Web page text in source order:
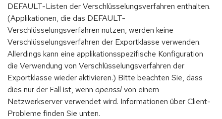
DEFAULT-Listen der Verschlüsselungsverfahren enthalten.
(Applikationen, die das DEFAULT-
Verschlüsselungsverfahren nutzen, werden keine
Verschlüsselungsverfahren der Exportklasse verwenden.
Allerdings kann eine applikationsspezifische Konfiguration
die Verwendung von Verschlüsselungsverfahren der
Exportklasse wieder aktivieren.) Bitte beachten Sie, dass
dies nur der Fall ist, wenn opensslvon einem
Netzwerkserver verwendet wird. Informationen über Client-
Probleme finden Sie unten.